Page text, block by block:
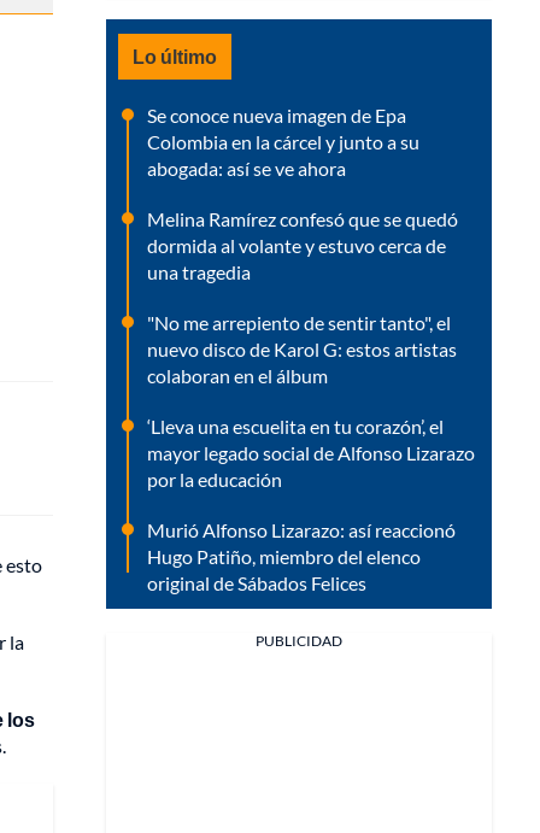
esto
la
los
Lo último
Se conoce nueva imagen de Epa
Colombia en la cárcel y junto a su
abogada: así se ve ahora
Melina Ramírez confesó que se quedó
dormida al volante y estuvo cerca de
una tragedia
"No me arrepiento de sentir tanto", el
nuevo disco de Karol G: estos artistas
colaboran en el álbum
‘Lleva una escuelita en tu corazón’, el
mayor legado social de Alfonso Lizarazo
por la educación
Murió Alfonso Lizarazo: así reaccionó
Hugo Patiño, miembro del elenco
original de Sábados Felices
PUBLICIDAD